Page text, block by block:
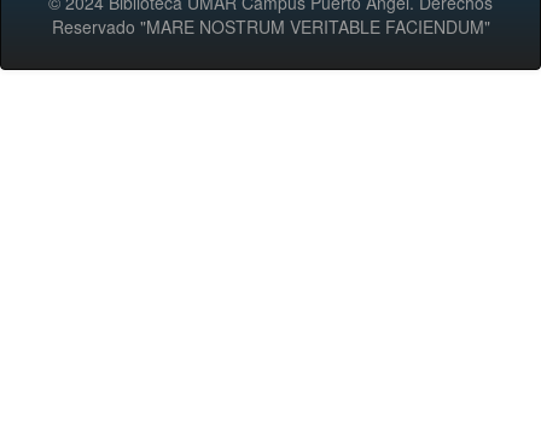
Reservado "MARE NOSTRUM VERITABLE FACIENDUM"